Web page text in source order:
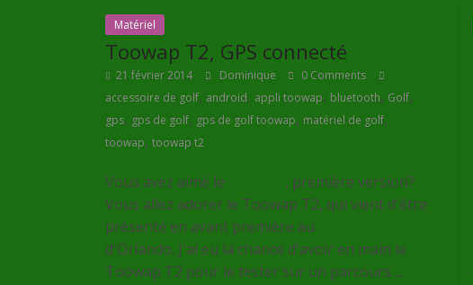
Matériel
Toowap T2, GPS connecté
21 février 2014 Dominique
0 Comments
accessoire de golf, android, appli toowap, bluetooth, Golf,
gps, gps de golf, gps de golf toowap, matériel de golf,
toowap, toowap t2
Vous avez aimé le
, première version?
Vous allez adorer le Toowap T2, qui vient d'être
présenté en avant première au
d'Orlando. J'ai eu la chance d'avoir en main le
Toowap T2 pour le tester sur un parcours ...